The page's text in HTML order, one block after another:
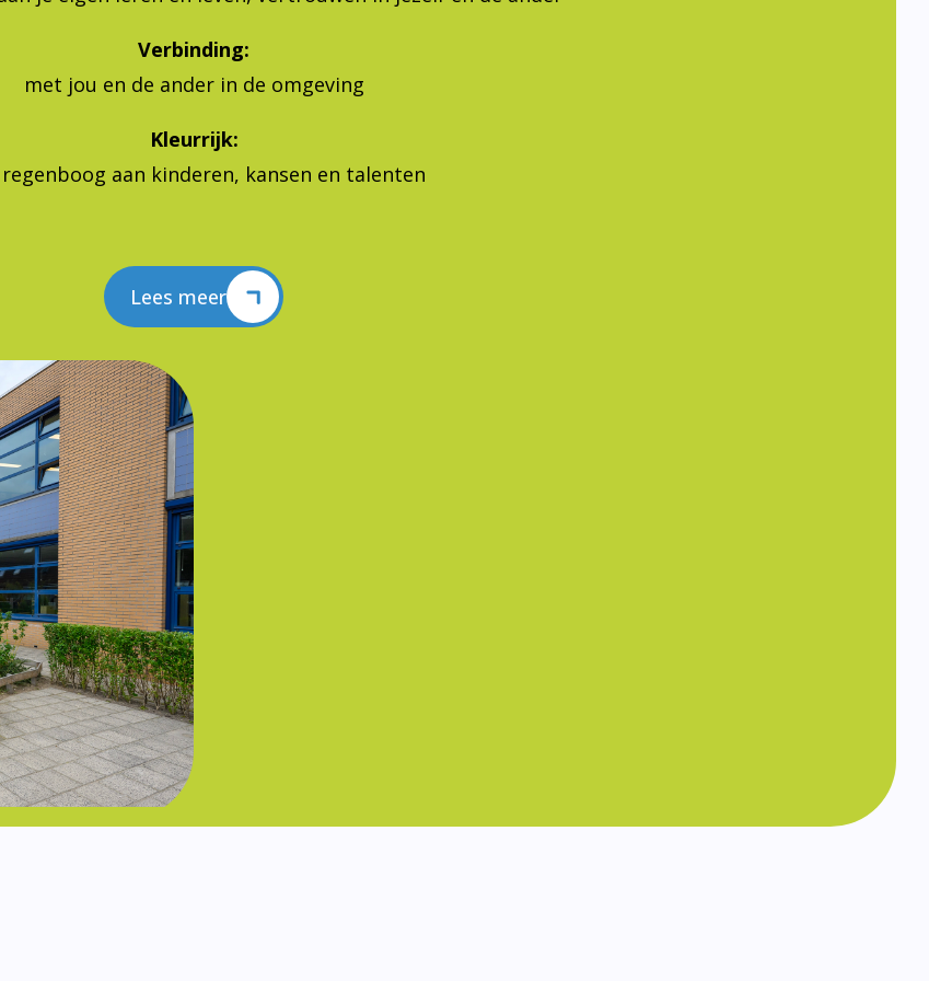
Verbinding:
met jou en de ander in de omgeving
Kleurrijk:
aan kinderen, kansen en talenten
Lees meer